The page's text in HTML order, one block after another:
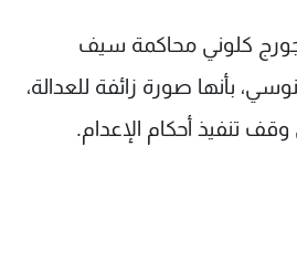
كلوني محاكمة سيف
بأنها صورة زائفة للعدالة،
وقف تنفيذ أحكام الإعدام.